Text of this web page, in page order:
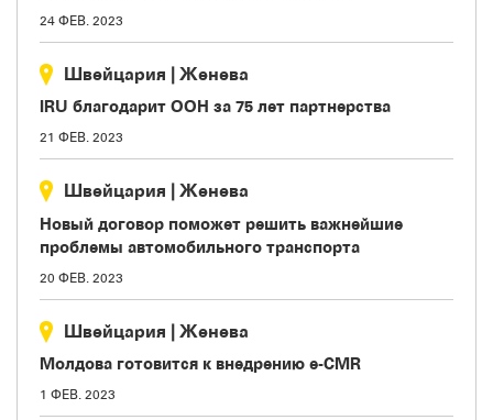
24 ФЕВ. 2023
Швейцария | Женева
IRU благодарит ООН за 75 лет партнерства
21 ФЕВ. 2023
Швейцария | Женева
Новый договор поможет решить важнейшие
проблемы автомобильного транспорта
20 ФЕВ. 2023
Швейцария | Женева
Молдова готовится к внедрению e-CMR
1 ФЕВ. 2023